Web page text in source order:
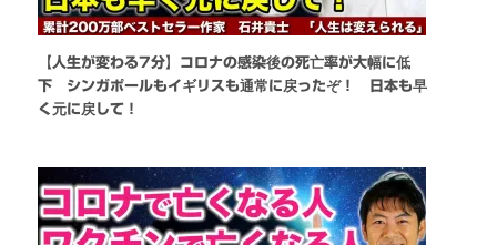
【人生が変わる7分】コロナの感染後の死亡率が大幅に低
下 シンガポールもイギリスも通常に戻ったぞ！ 日本も早
く元に戻して！